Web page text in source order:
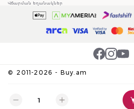
© 2011-2026 - Buy.am
Վճարման եղանակներ